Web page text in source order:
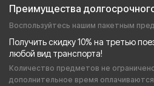
Преимущества
Воспользуйтесь нашим пакетным
Получить скидку 10% на третью
любой вид транспорта!
Количество предметов не
дополнительное время